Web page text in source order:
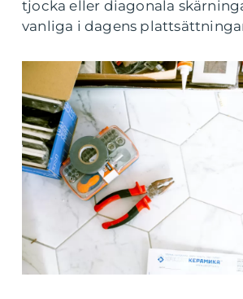
tjocka eller diagonala
vanliga i dagens